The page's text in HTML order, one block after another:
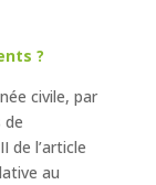
?
civile, par
de
de l’article
au